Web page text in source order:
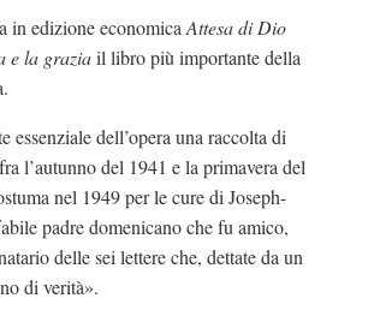
in edizione economicaAttesa di Dio
e la graziail libro più importante della
essenziale dell’opera una raccolta di
l’autunno del 1941 e la primavera del
nel 1949 per le cure di Joseph-
padre domenicano che fu amico,
delle sei lettere che, dettate da un
di verità».